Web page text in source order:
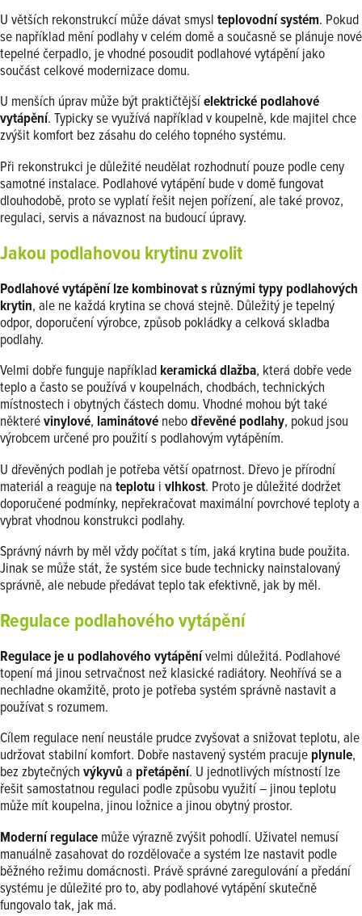
U větších rekonstrukcí může dávat smysl teplovodní systém. Pokud
se například mění podlahy v celém domě a současně se plánuje nové
tepelné čerpadlo, je vhodné posoudit podlahové vytápění jako
součást celkové modernizace domu.
U menších úprav může být praktičtějšíelektrické podlahové
vytápění. Typicky se využívá například v koupelně, kde majitel chce
zvýšit komfort bez zásahu do celého topného systému.
Při rekonstrukci je důležité neudělat rozhodnutí pouze podle ceny
samotné instalace. Podlahové vytápění bude v domě fungovat
dlouhodobě, proto se vyplatí řešit nejen pořízení, ale také provoz,
regulaci, servis a návaznost na budoucí úpravy.
Jakou podlahovou krytinu zvolit
Podlahové vytápění lze kombinovat s různými typy podlahových
krytin, ale ne každá krytina se chová stejně. Důležitý je tepelný
odpor, doporučení výrobce, způsob pokládky a celková skladba
podlahy.
Velmi dobře funguje například keramická dlažba, která dobře vede
teplo a často se používá v koupelnách, chodbách, technických
místnostech i obytných částech domu. Vhodné mohou být také
některévinylové, laminátové nebodřevěné podlahy, pokud jsou
výrobcem určené pro použití s podlahovým vytápěním.
U dřevěných podlah je potřeba větší opatrnost. Dřevo je přírodní
materiál a reaguje na teplotu i vlhkost. Proto je důležité dodržet
doporučené podmínky, nepřekračovat maximální povrchové teploty a
vybrat vhodnou konstrukci podlahy.
Správný návrh by měl vždy počítat s tím, jaká krytina bude použita.
Jinak se může stát, že systém sice bude technicky nainstalovaný
správně, ale nebude předávat teplo tak efektivně, jak by měl.
Regulace podlahového vytápění
Regulace je u podlahového vytápěnívelmi důležitá. Podlahové
topení má jinou setrvačnost než klasické radiátory. Neohřívá se a
nechladne okamžitě, proto je potřeba systém správně nastavit a
používat s rozumem.
Cílem regulace není neustále prudce zvyšovat a snižovat teplotu, ale
udržovat stabilní komfort. Dobře nastavený systém pracuje plynule,
bez zbytečných výkyvů a přetápění. U jednotlivých místností lze
řešit samostatnou regulaci podle způsobu využití – jinou teplotu
může mít koupelna, jinou ložnice a jinou obytný prostor.
Moderní regulace může výrazně zvýšit pohodlí. Uživatel nemusí
manuálně zasahovat do rozdělovače a systém lze nastavit podle
běžného režimu domácnosti. Právě správné zaregulování a předání
systému je důležité pro to, aby podlahové vytápění skutečně
fungovalo tak, jak má.